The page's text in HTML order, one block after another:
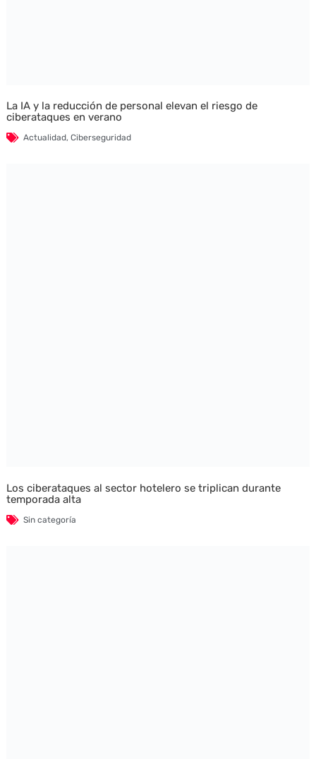
La IA y la reducción de personal elevan el riesgo de
ciberataques en verano
Actualidad, Ciberseguridad
Los ciberataques al sector hotelero se triplican durante
temporada alta
Sin categoría